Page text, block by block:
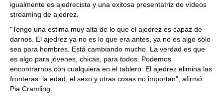
igualmente es ajedrecista y una exitosa presentatriz de vídeos
streaming de ajedrez.
"Tengo una estima muy alta de lo que el ajedrez es capaz de
darnos. El ajedrez ya no es lo que era antes, ya no es algo sólo
sea para hombres. Está cambiando mucho. La verdad es que
es algo para jóvenes, chicas, para todos. Podemos
encontrarnos con cualquiera en el tablero. El ajedrez elimina las
fronteras: la edad, el sexo y otras cosas no importan", afirmó
Pia Cramling.